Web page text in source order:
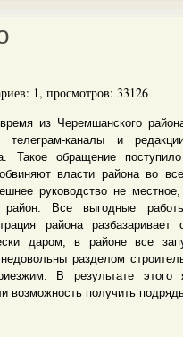
1, просмотров: 33126
из Черемшанского района
каналы и
Такое обращение
власти района во
руководство не
Все выгодные
района
даром, в районе все
разделом
В результате этого
возможность получить